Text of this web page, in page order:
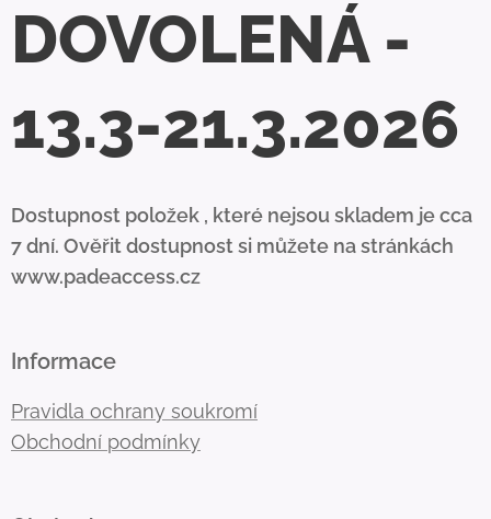
DOVOLENÁ -
13.3-21.3.2026
Dostupnost položek , které nejsou skladem je cca
7 dní. Ověřit dostupnost si můžete na stránkách
www.padeaccess.cz
Informace
Pravidla ochrany soukromí
Obchodní podmínky